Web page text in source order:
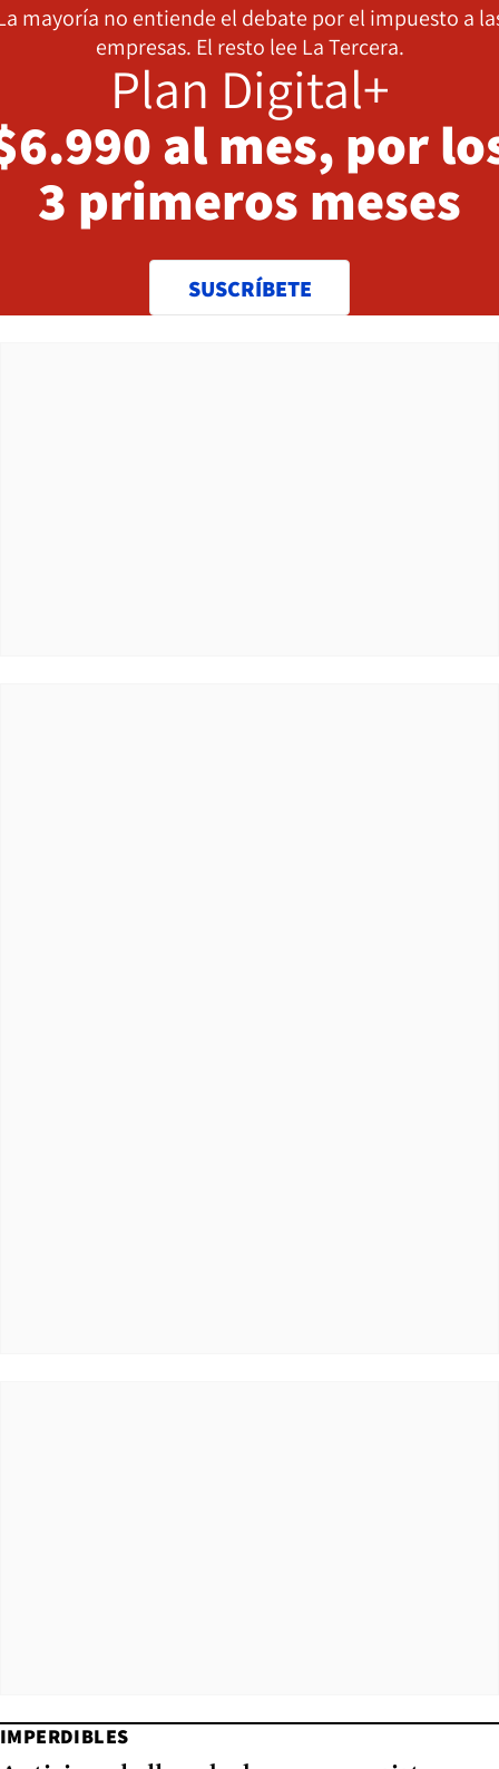
mayoría no entiende el debate por el impuesto a
empresas. El resto lee La Tercera.
Plan Digital+
al mes, por
3 primeros meses
SUSCRÍBETE
IMPERDIBLES